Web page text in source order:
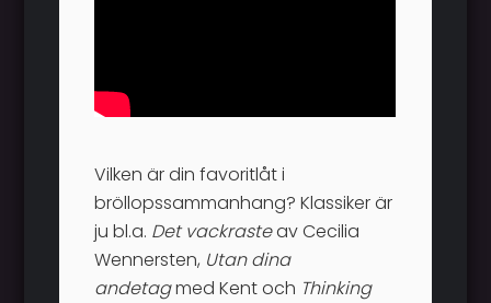
Vilken är din favoritlåt i
bröllopssammanhang? Klassiker är
ju bl.a. Det vackrasteav Cecilia
Wennersten, Utan dina
andetagmed Kent och Thinking